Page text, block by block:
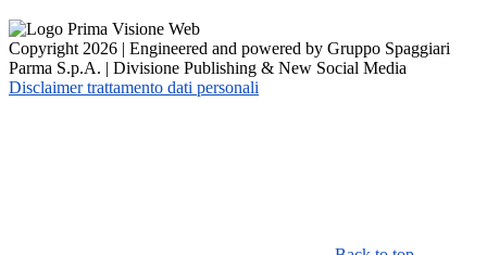
Copyright 2026 | Engineered and powered by Gruppo Spaggiari
Parma S.p.A. | Divisione Publishing & New Social Media
Disclaimer trattamento dati personali